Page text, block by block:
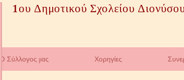
1ου Δημοτικού Σχολείου
Ο Σύλλογος μας Χορηγίες